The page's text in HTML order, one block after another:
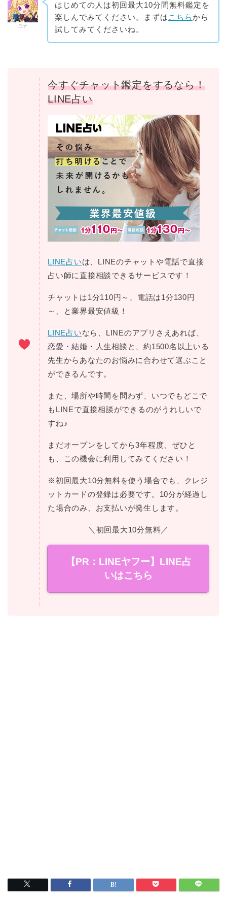
ユナ
はじめての人は初回最大10分間無料鑑定を
楽しんでみてください。まずは こちらから
試してみてくださいね。
今すぐチャット鑑定をするなら！
LINE占い
LINE占いは、LINEのチャットや電話で直接
占い師に直接相談できるサービスです！
チャットは1分110円～、電話は1分130円
～、と業界最安値級！
LINE占いなら、LINEのアプリさえあれば、
恋愛・結婚・人生相談と、約1500名以上いる
先生からあなたのお悩みに合わせて選ぶこと
ができるんです。
また、場所や時間を問わず、いつでもどこで
もLINEで直接相談ができるのがうれしいで
すね♪
まだオープンをしてから3年程度、ぜひと
も、この機会に利用してみてください！
※初回最大10分無料を使う場合でも、クレジ
ットカードの登録は必要です。10分が経過し
た場合のみ、お支払いが発生します。
＼初回最大10分無料／
【PR：LINEヤフー】LINE占
いはこちら